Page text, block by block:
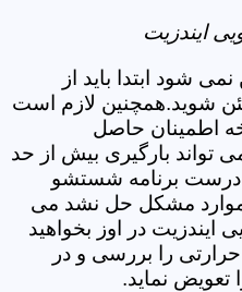
ایندزیت
شود ابتدا باید از
شوید.همچنین لازم است
اطمینان حاصل
تواند بارگیری بیش از حد
برنامه شستشو
موارد مشکل حل نشد می
ایندزیت در اوز بخواهید
را بررسی و در
نماید.